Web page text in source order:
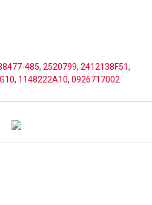
485, 2520799, 2412138F51,
, 1148222A10, 0926717002